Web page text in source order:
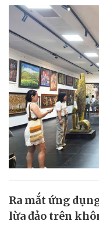
Ra mắt ứng
lừa đảo trên